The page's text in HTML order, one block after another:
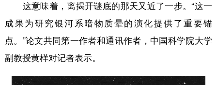
地方频道
北京 天津 河北 山西
这意味着，离揭开谜底的那天又近了一步。“这一
成果为研究银河系暗物质晕的演化提供了重要锚
点。”论文共同第一作者和通讯作者，中国科学院大学
副教授黄样对记者表示。